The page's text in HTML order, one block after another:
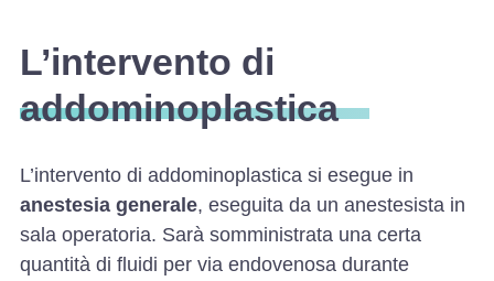
L’intervento di
addominoplastica
L’intervento di addominoplastica si esegue in
anestesia generale, eseguita da un anestesista in
sala operatoria. Sarà somministrata una certa
quantità di fluidi per via endovenosa durante